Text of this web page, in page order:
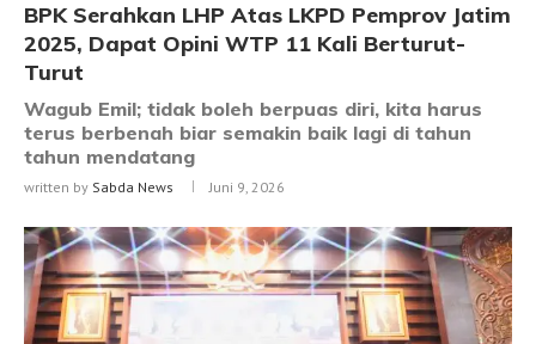
BPK Serahkan LHP Atas LKPD Pemprov Jatim
2025, Dapat Opini WTP 11 Kali Berturut-
Turut
Wagub Emil; tidak boleh berpuas diri, kita harus
terus berbenah biar semakin baik lagi di tahun
tahun mendatang
written by Sabda News Juni 9, 2026